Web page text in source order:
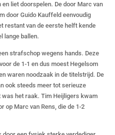
liet doorspelen. De door Marc van
door Guido Kauffeld eenvoudig
restant van de eerste helft kende
lange ballen.
strafschop wegens hands. Deze
de 1-1 en dus moest Hegelsom
waren noodzaak in de titelstrijd. De
ook steeds meer tot serieuze
was het raak. Tim Heijligers kwam
op Marc van Rens, die de 1-2